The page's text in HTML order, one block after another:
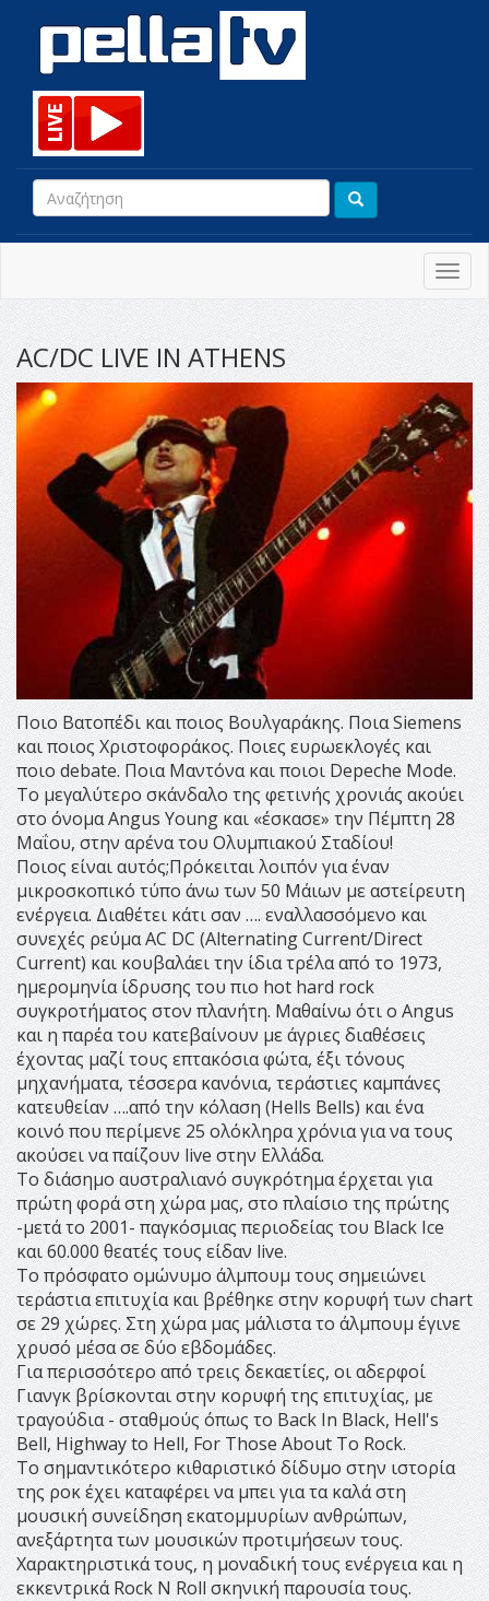
AC/DC LIVE IN ATHENS
Ποιο Βατοπέδι και ποιος Βουλγαράκης. Ποια Siemens
και ποιος Χριστοφοράκος. Ποιες ευρωεκλογές και
ποιο debate. Ποια Μαντόνα και ποιοι Depeche Mode.
To μεγαλύτερο σκάνδαλο της φετινής χρονιάς ακούει
στο όνομα Angus Young και «έσκασε» την Πέμπτη 28
Μαΐου, στην αρένα του Ολυμπιακού Σταδίου!
Ποιος είναι αυτός;Πρόκειται λοιπόν για έναν
μικροσκοπικό τύπο άνω των 50 Μάιων με αστείρευτη
ενέργεια. Διαθέτει κάτι σαν …. εναλλασσόμενο και
συνεχές ρεύμα ΑC DC (Alternating Current/Direct
Current) και κουβαλάει την ίδια τρέλα από το 1973,
ημερομηνία ίδρυσης του πιο hot hard rock
συγκροτήματος στον πλανήτη. Μαθαίνω ότι ο Angus
και η παρέα του κατεβαίνουν με άγριες διαθέσεις
έχοντας μαζί τους επτακόσια φώτα, έξι τόνους
μηχανήματα, τέσσερα κανόνια, τεράστιες καμπάνες
κατευθείαν ….από την κόλαση (Hells Bells) και ένα
κοινό που περίμενε 25 ολόκληρα χρόνια για να τους
ακούσει να παίζουν live στην Ελλάδα.
Το διάσημο αυστραλιανό συγκρότημα έρχεται για
πρώτη φορά στη χώρα μας, στο πλαίσιο της πρώτης
-μετά το 2001- παγκόσμιας περιοδείας του Black Ice
και 60.000 θεατές τους είδαν live.
Το πρόσφατο ομώνυμο άλμπουμ τους σημειώνει
τεράστια επιτυχία και βρέθηκε στην κορυφή των chart
σε 29 χώρες. Στη χώρα μας μάλιστα το άλμπουμ έγινε
χρυσό μέσα σε δύο εβδομάδες.
Για περισσότερο από τρεις δεκαετίες, οι αδερφοί
Γιανγκ βρίσκονται στην κορυφή της επιτυχίας, με
τραγούδια - σταθμούς όπως το Back In Black, Hell's
Bell, Highway to Hell, For Those About To Rock.
Το σημαντικότερο κιθαριστικό δίδυμο στην ιστορία
της ροκ έχει καταφέρει να μπει για τα καλά στη
μουσική συνείδηση εκατομμυρίων ανθρώπων,
ανεξάρτητα των μουσικών προτιμήσεων τους.
Χαρακτηριστικά τους, η μοναδική τους ενέργεια και η
εκκεντρικά Rock N Roll σκηνική παρουσία τους.